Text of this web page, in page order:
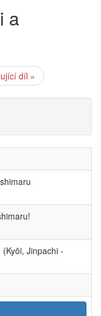
a
díl »
Jinpachi -